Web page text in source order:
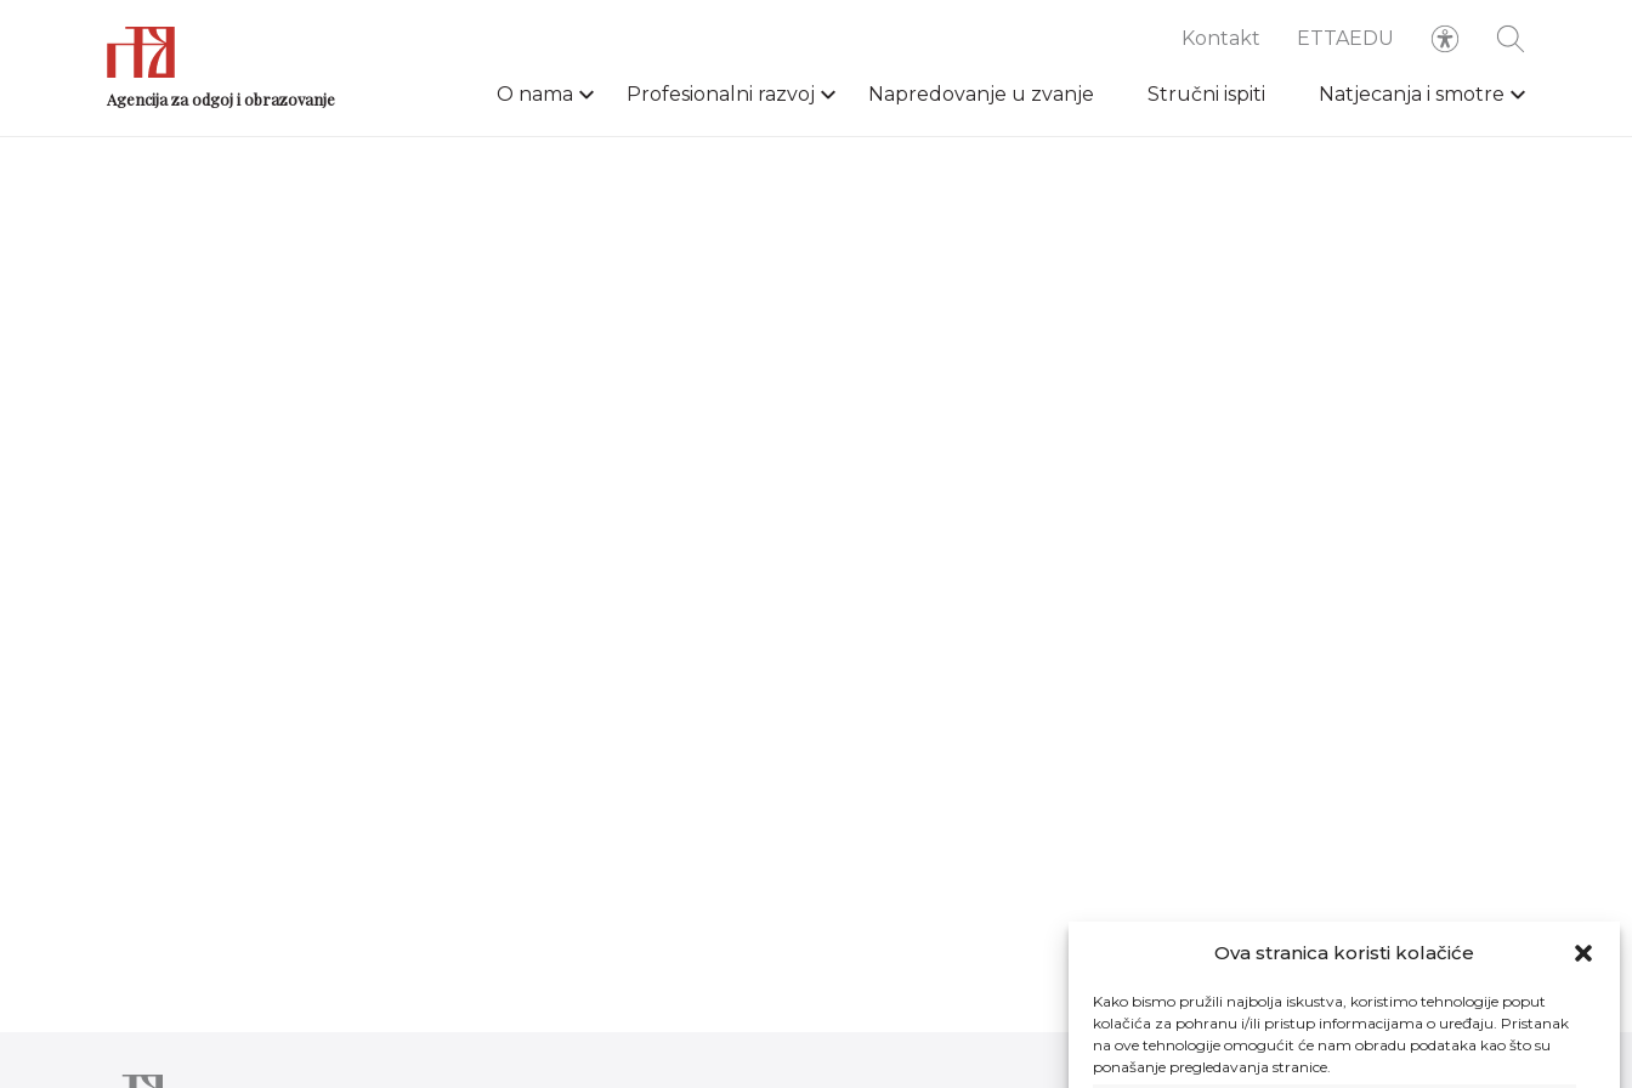
Ova stranica koristi kolačiće
Kako bismo pružili najbolja iskustva, koristimo tehnologije poput
kolačića za pohranu i/ili pristup informacijama o uređaju. Pristanak
na ove tehnologije omogućit će nam obradu podataka kao što su
ponašanje pregledavanja stranice.
Agencija za odgoj i obrazovanje
Kontakt ETTAEDU
O nama Profesionalni razvoj Napredovanje u zvanje Stručni ispiti Natjecanja i smotre